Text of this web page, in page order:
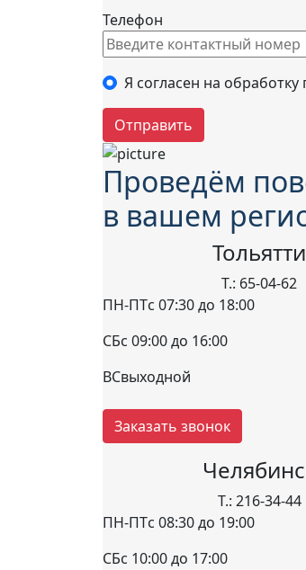
Телефон
Я согласен на
Отправить
Проведём
в вашем
Тольятти
Т.: 65-04-62
ПН-ПТс 07:30 до 18:00
СБс 09:00 до 16:00
ВСвыходной
Заказать звонок
Т.: 216-34-44
ПН-ПТс 08:30 до 19:00
СБс 10:00 до 17:00